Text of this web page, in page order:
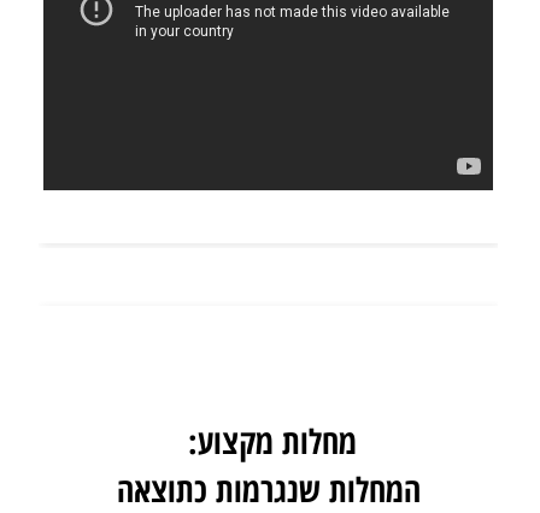
מחלות מקצוע:
המחלות שנגרמות כתוצאה